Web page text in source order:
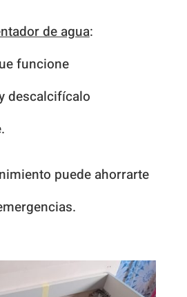
de agua:
funcione
descalcifícalo
puede ahorrarte